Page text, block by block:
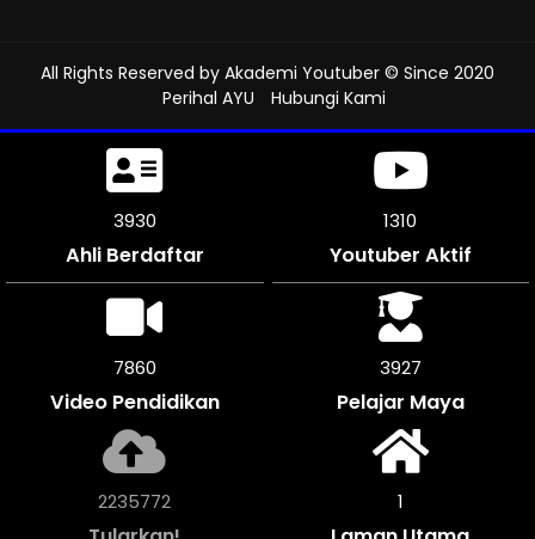
All Rights Reserved by Akademi Youtuber © Since 2020
Perihal AYU
Hubungi Kami
4332
Ahli Berdaftar
1312
Youtuber Aktif
8664
Video Pendidikan
4332
Pelajar Maya
2464644 1